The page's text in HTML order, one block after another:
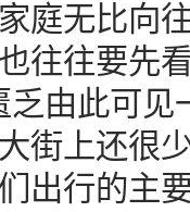
庭无比向
往往要先
乏由此可
街上还很
出行的主